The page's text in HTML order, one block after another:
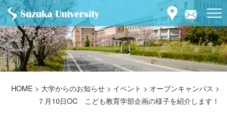
HOME > 大学からのお知らせ > イベント > オープンキャンパス >
７月10日OC こども教育学部企画の様子を紹介します！